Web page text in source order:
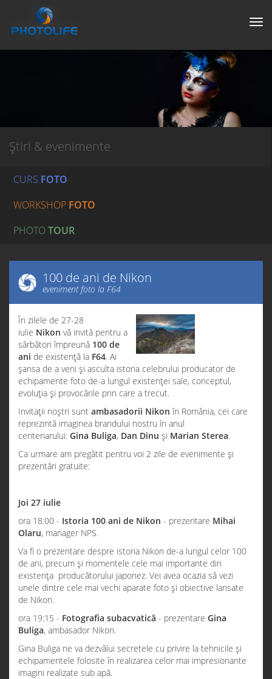
Știri & evenimente
CURS FOTO
WORKSHOP FOTO
PHOTO TOUR
100 de ani de Nikon
eveniment foto la F64
În zilele de 27-28
iulie Nikon vă invită pentru a
sărbători împreună 100 de
ani de existență la F64. Ai
șansa de a veni și asculta istoria celebrului producator de
echipamente foto de-a lungul existenței sale, conceptul,
evoluția și provocările prin care a trecut.
Invitații noștri suntambasadorii Nikon în România, cei care
reprezintă imaginea brandului nostru în anul
centenarului:Gina Buliga, Dan Dinu și Marian Sterea.
Ca urmare am pregătit pentru voi 2 zile de evenimente și
prezentări gratuite:
Joi 27 iulie
ora 18:00 - Istoria 100 ani de Nikon - prezentare Mihai
Olaru, manager NPS.
Va fi o prezentare despre istoria Nikon de-a lungul celor 100
de ani, precum și momentele cele mai importante din
existența producătorului japonez. Vei avea ocazia să vezi
unele dintre cele mai vechi aparate foto și obiective lansate
de Nikon.
ora 19:15 - Fotografia subacvatică - prezentareGina
Buliga, ambasador Nikon.
Gina Buliga ne va dezvălui secretele cu privire la tehnicile și
echipamentele folosite în realizarea celor mai impresionante
imagini realizate sub apă.